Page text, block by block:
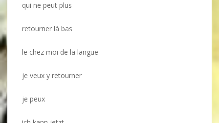
qui ne peut plus
retourner là bas
le chez moi de la langue
je veux y retourner
je peux